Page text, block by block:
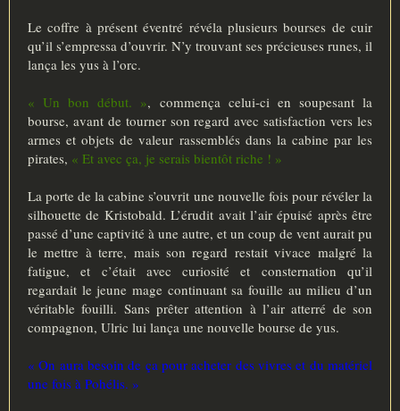
Le coffre à présent éventré révéla plusieurs bourses de cuir
qu’il s’empressa d’ouvrir. N’y trouvant ses précieuses runes, il
lança les yus à l’orc.
« Un bon début. », commença celui-ci en soupesant la
bourse, avant de tourner son regard avec satisfaction vers les
armes et objets de valeur rassemblés dans la cabine par les
pirates, « Et avec ça, je serais bientôt riche ! »
La porte de la cabine s’ouvrit une nouvelle fois pour révéler la
silhouette de Kristobald. L’érudit avait l’air épuisé après être
passé d’une captivité à une autre, et un coup de vent aurait pu
le mettre à terre, mais son regard restait vivace malgré la
fatigue, et c’était avec curiosité et consternation qu’il
regardait le jeune mage continuant sa fouille au milieu d’un
véritable fouilli. Sans prêter attention à l’air atterré de son
compagnon, Ulric lui lança une nouvelle bourse de yus.
« On aura besoin de ça pour acheter des vivres et du matériel
une fois à Pohélis. »